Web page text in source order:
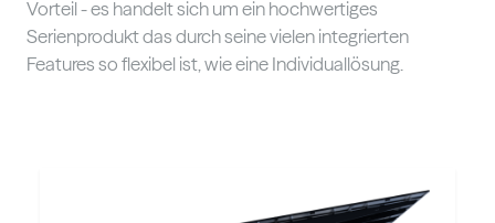
Vorteil - es handelt sich um ein hochwertiges
Serienprodukt das durch seine vielen integrierten
Features so flexibel ist, wie eine Individuallösung.